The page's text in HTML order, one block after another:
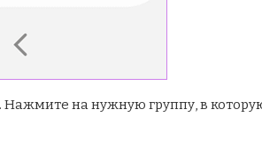
на нужную группу, в